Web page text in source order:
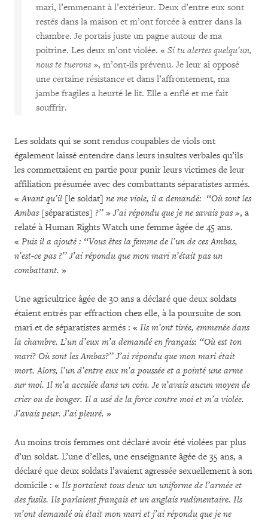
mari, l’emmenant à l’extérieur. Deux d’entre eux sont
restés dans la maison et m’ont forcée à entrer dans la
chambre. Je portais juste un pagne autour de ma
poitrine. Les deux m’ont violée. « Si tu alertes quelqu’un,
nous te tuerons», m’ont-ils prévenu. Je leur ai opposé
une certaine résistance et dans l’affrontement, ma
jambe fragiles a heurté le lit. Elle a enflé et me fait
souffrir.
Les soldats qui se sont rendus coupables de viols ont
également laissé entendre dans leurs insultes verbales qu’ils
les commettaient en partie pour punir leurs victimes de leur
affiliation présumée avec des combattants séparatistes armés.
«Avant qu’il [le soldat] ne me viole, il a demandé: ‘‘Où sont les
Ambas[séparatistes] ?’’ »J’ai répondu que je ne savais pas », a
relaté à Human Rights Watch une femme âgée de 45 ans.
« Puis il a ajouté : ‘‘Vous êtes la femme de l’un de ces Ambas,
n’est-ce pas ?’’ J’ai répondu que mon mari n’était pas un
combattant. »
Une agricultrice âgée de 30 ans a déclaré que deux soldats
étaient entrés par effraction chez elle, à la poursuite de son
mari et de séparatistes armés : « Ils m’ont tirée, emmenée dans
la chambre. L’un d’eux m’a demandé en français: ‘‘Où est ton
mari? Où sont les Ambas?’’ J’ai répondu que mon mari était
mort. Alors, l’un d’entre eux m’a poussée et a pointé une arme
sur moi. Il m’a acculée dans un coin. Je n’avais aucun moyen de
crier ou de bouger. Il a usé de la force contre moi et m’a violée.
J’avais peur. J’ai pleuré. »
Au moins trois femmes ont déclaré avoir été violées par plus
d’un soldat. L’une d’elles, une enseignante âgée de 35 ans, a
déclaré que deux soldats l’avaient agressée sexuellement à son
domicile : « Ils portaient tous deux un uniforme de l’armée et
des fusils. Ils parlaient français et un anglais rudimentaire. Ils
m’ont demandé où était mon mari et j’ai répondu que je ne